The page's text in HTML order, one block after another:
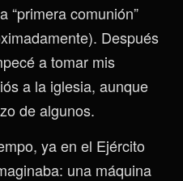
“primera comunión”
Después
a tomar mis
a la iglesia, aunque
de algunos.
ya en el Ejército
una máquina